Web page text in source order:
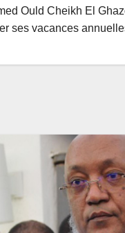
Ould Cheikh El
ses vacances